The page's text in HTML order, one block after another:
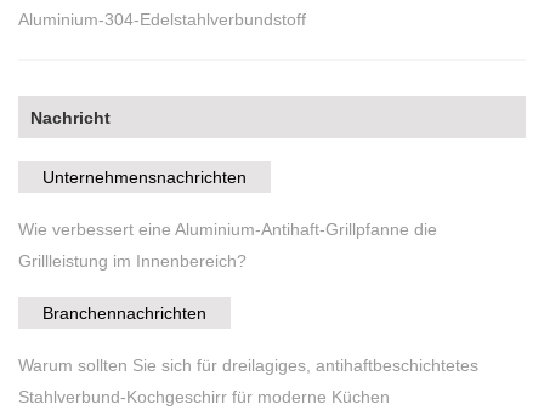
Aluminium-304-Edelstahlverbundstoff
Nachricht
Unternehmensnachrichten
Wie verbessert eine Aluminium-Antihaft-Grillpfanne die
Grillleistung im Innenbereich?
Branchennachrichten
Warum sollten Sie sich für dreilagiges, antihaftbeschichtetes
Stahlverbund-Kochgeschirr für moderne Küchen